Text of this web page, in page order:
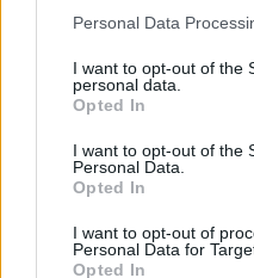
Please note that this
not limited to your visit or
grant or deny consent to
use your data for below
consent section.
Personal Data
I want to opt-out of the
personal data.
Opted In
I want to opt-out of the
Personal Data.
Opted In
I want to opt-out of
Personal Data for
Opted In
δυνατές αισθήσεις της
κουταλιού, ένα πιάτο
μας ταξιδέψουν πίσω σε
που καθόμασταν στην
με ανυπομονησία να